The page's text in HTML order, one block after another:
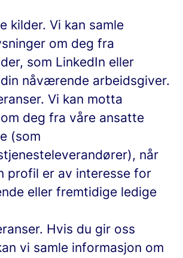
kilder. Vi kan samle
om deg fra
som LinkedIn eller
nåværende arbeidsgiver.
Vi kan motta
deg fra våre ansatte
(som
når
profil er av interesse for
eller fremtidige ledige
Hvis du gir oss
vi samle informasjon om